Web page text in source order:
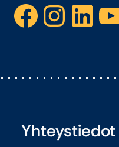
Facebook Instagram LinkedIn YouTube
Yhteystiedot